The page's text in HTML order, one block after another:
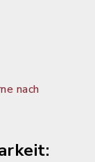
nach